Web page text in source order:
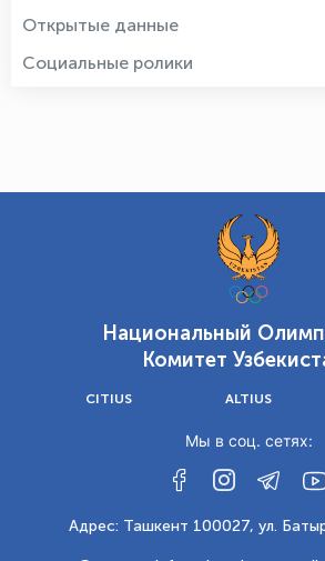
Открытые данные
Социальные ролики
Национальный
Комитет
CITIUS ALTIUS
Мы в соц. сетях:
Адрес: Ташкент 100027, ул.